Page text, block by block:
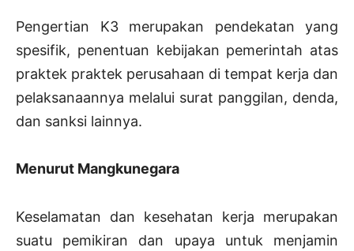
Pengertian K3 merupakan pendekatan yang
spesifik, penentuan kebijakan pemerintah atas
praktek praktek perusahaan di tempat kerja dan
pelaksanaannya melalui surat panggilan, denda,
dan sanksi lainnya.
Menurut Mangkunegara
Keselamatan dan kesehatan kerja merupakan
suatu pemikiran dan upaya untuk menjamin